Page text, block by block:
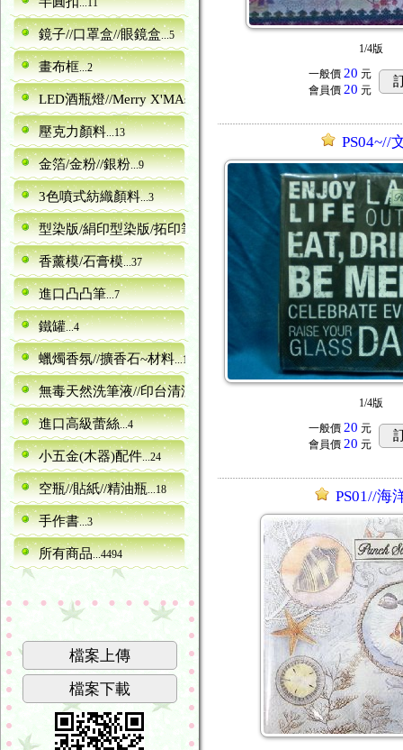
鏡子//口罩盒//眼鏡盒...5
畫布框...2
LED酒瓶燈//Merry X'MAs字型
壓克力顏料...13
金箔/金粉//銀粉...9
3色噴式紡織顏料...3
型染版/絹印型染版/拓印筆
香薰模/石膏模...37
進口凸凸筆...7
鐵罐...4
蠟燭香氛//擴香石~材料...16
無毒天然洗筆液//印台清潔劑
進口高級蕾絲...4
小五金(木器)配件...24
空瓶//貼紙//精油瓶...18
手作書...3
所有商品...4494
檔案上傳
檔案下載
1/4版
一般價 20 元
會員價 20 元
PS04~//
1/4版
一般價 20 元
會員價 20 元
PS01//海